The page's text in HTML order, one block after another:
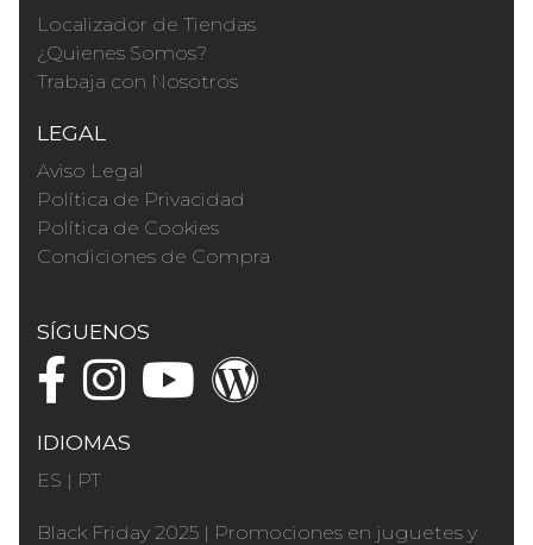
Localizador de Tiendas
¿Quienes Somos?
Trabaja con Nosotros
LEGAL
Aviso Legal
Política de Privacidad
Política de Cookies
Condiciones de Compra
SÍGUENOS
IDIOMAS
ES | PT
Black Friday 2025 | Promociones en juguetes y